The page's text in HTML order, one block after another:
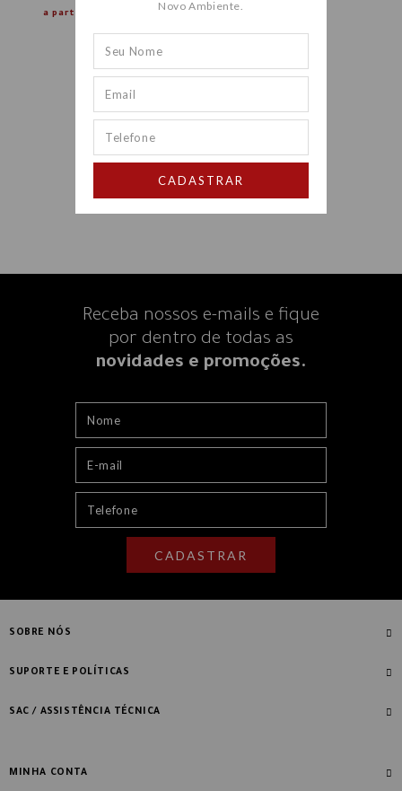
a partir de
Receba nossos e-mails e fique
por dentro de todas as
novidades e promoções.
CADASTRAR
SOBRE NÓS
Quem Somos
SUPORTE E POLÍTICAS
Compre com Especialista
SAC / ASSISTÊNCIA TÉCNICA
MINHA CONTA
Novo Ambiente.
CADASTRAR